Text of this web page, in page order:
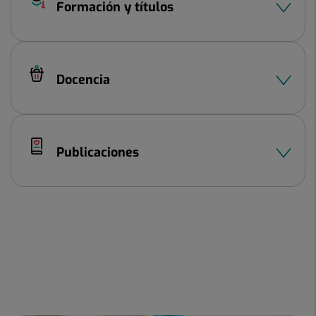
Formación y títulos
Docencia
Publicaciones